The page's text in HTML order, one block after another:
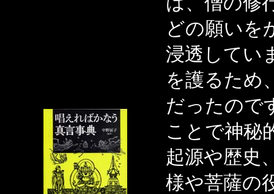
どの願いを
浸透してい
を護るため
だったので
ことで神秘
起源や歴史
様や菩薩の